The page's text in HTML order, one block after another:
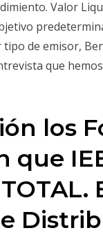
Valor
de emisor,
que
los
que